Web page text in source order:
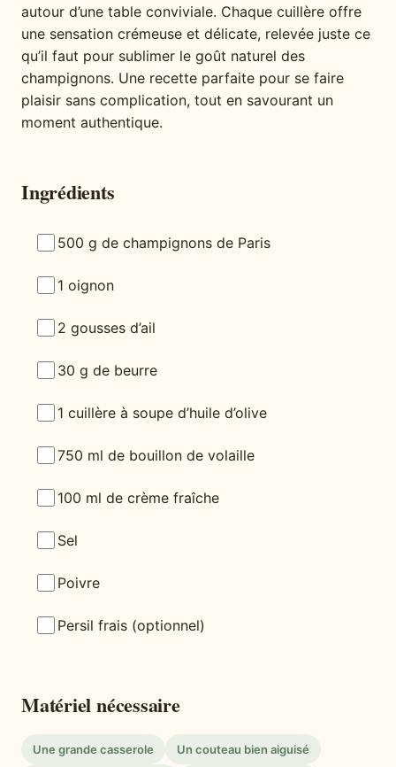
autour d’une table conviviale. Chaque cuillère offre
une sensation crémeuse et délicate, relevée juste ce
qu’il faut pour sublimer le goût naturel des
champignons. Une recette parfaite pour se faire
plaisir sans complication, tout en savourant un
moment authentique.
Ingrédients
500 g de champignons de Paris
1 oignon
2 gousses d’ail
30 g de beurre
1 cuillère à soupe d’huile d’olive
750 ml de bouillon de volaille
100 ml de crème fraîche
Sel
Poivre
Persil frais (optionnel)
Matériel nécessaire
Une grande casserole Un couteau bien aiguisé